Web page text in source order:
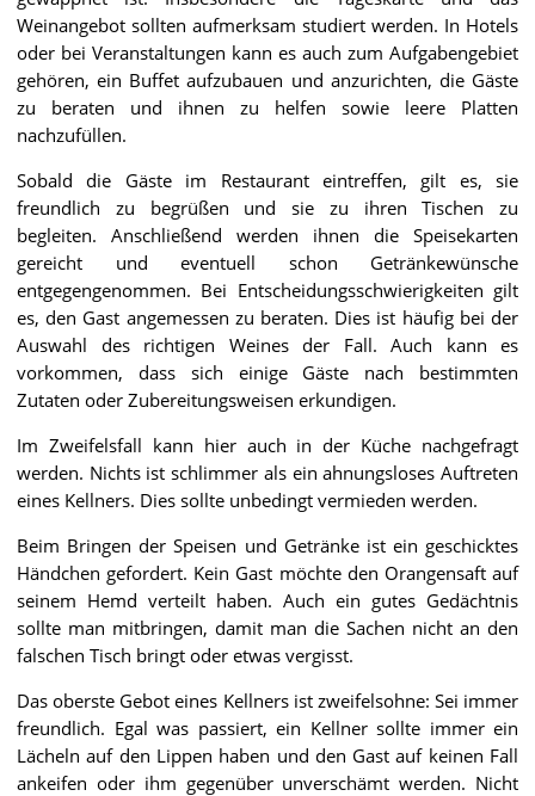
Weinangebot sollten aufmerksam studiert werden. In Hotels
oder bei Veranstaltungen kann es auch zum Aufgabengebiet
gehören, ein Buffet aufzubauen und anzurichten, die Gäste
zu beraten und ihnen zu helfen sowie leere Platten
nachzufüllen.
Sobald die Gäste im Restaurant eintreffen, gilt es, sie
freundlich zu begrüßen und sie zu ihren Tischen zu
begleiten. Anschließend werden ihnen die Speisekarten
gereicht und eventuell schon Getränkewünsche
entgegengenommen. Bei Entscheidungsschwierigkeiten gilt
es, den Gast angemessen zu beraten. Dies ist häufig bei der
Auswahl des richtigen Weines der Fall. Auch kann es
vorkommen, dass sich einige Gäste nach bestimmten
Zutaten oder Zubereitungsweisen erkundigen.
Im Zweifelsfall kann hier auch in der Küche nachgefragt
werden. Nichts ist schlimmer als ein ahnungsloses Auftreten
eines Kellners. Dies sollte unbedingt vermieden werden.
Beim Bringen der Speisen und Getränke ist ein geschicktes
Händchen gefordert. Kein Gast möchte den Orangensaft auf
seinem Hemd verteilt haben. Auch ein gutes Gedächtnis
sollte man mitbringen, damit man die Sachen nicht an den
falschen Tisch bringt oder etwas vergisst.
Das oberste Gebot eines Kellners ist zweifelsohne: Sei immer
freundlich. Egal was passiert, ein Kellner sollte immer ein
Lächeln auf den Lippen haben und den Gast auf keinen Fall
ankeifen oder ihm gegenüber unverschämt werden. Nicht